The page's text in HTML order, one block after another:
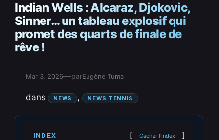
Indian Wells : Alcaraz, Djokovic,
Sinner… un tableau explosif qui
promet des quarts de finale de
rêve !
Mar 3, 2026—parEugène Tuma
dans NEWS , NEWS TENNIS
INDEX Cacher l'index